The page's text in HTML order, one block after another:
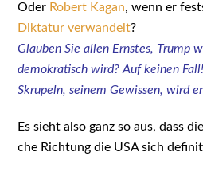
Oder Robert Kagan, wenn er
Dik­ta­tur ver­wan­delt?
Glau­ben Sie allen Erns­tes, Trump
demo­kra­tisch wird? Auf kei­nen
Skru­peln, sei­nem Gewis­sen, wird
Es sieht also ganz so aus, dass
che Rich­tung die USA sich